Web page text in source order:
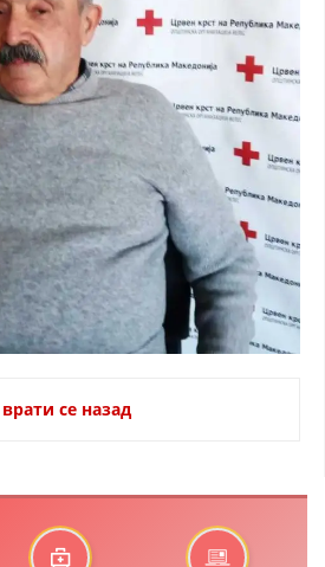
НА ЈАВНО МИСЛЕЊЕ
СОРАБОТКА
ДОГОВОРИ
СЛУЖБАТА ЗА БАРАЊЕ
ЗА БАРАЊА
ПРЕВЕНТИВНА ДЕЈНОСТ
ПРВА ПОМОШ
КРВОДАРИТЕЛСТВО
ЗА НАС
се назад